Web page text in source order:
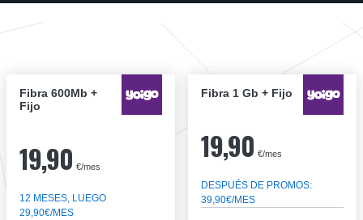
Fibra 600Mb +
Fijo
19,90 €/mes
12 MESES, LUEGO
29,90€/MES
Fibra 1 Gb + Fijo
19,90 €/mes
DESPUÉS DE PROMOS:
39,90€/MES